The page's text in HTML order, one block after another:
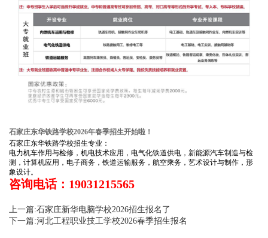
石家庄东华铁路学校2026年春季招生开始啦！
石家庄东华铁路学校招生专业：
电力机车作用与检修，机电技术应用，电气化铁道供电，新能源汽车制造与检
测，计算机应用，电子商务，铁道运输服务，航空乘务，艺术设计与制作，形
象设计。
咨询电话：19031215565
上一篇:石家庄新华电脑学校2026招生报名了
下一篇:河北工程职业技工学校2026春季招生报名